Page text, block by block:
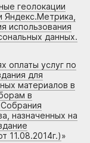
геолокации
Яндекс.Метрика,
использования
данных.
оплаты услуг по
для
материалов в
в
назначенных на
11.08.2014г.)»